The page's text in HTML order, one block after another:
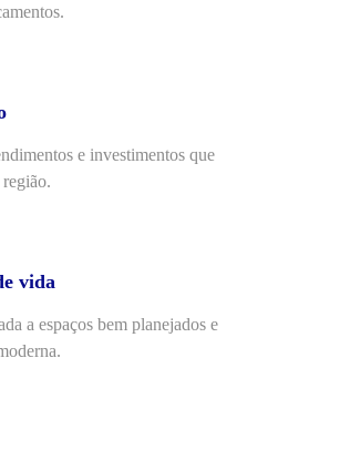
e investimentos que
vida
a espaços bem planejados e